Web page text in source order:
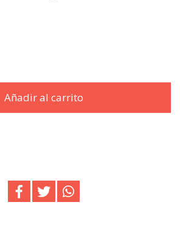
Añadir al carrito